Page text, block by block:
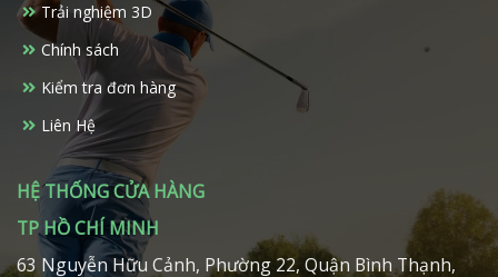
Trải nghiệm 3D
Chính sách
Kiểm tra đơn hàng
Liên Hệ
HỆ THỐNG CỬA HÀNG
TP HỒ CHÍ MINH
63 Nguyễn Hữu Cảnh, Phường 22, Quận Bình Thạnh,